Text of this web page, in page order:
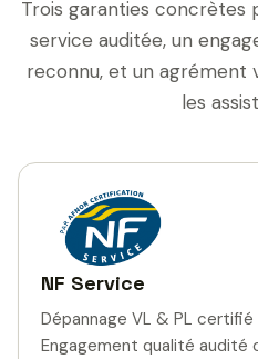
Trois garanties concrètes
service auditée, un
reconnu, et un agrément
les
NF Service
Dépannage VL & PL
Engagement qualité audité